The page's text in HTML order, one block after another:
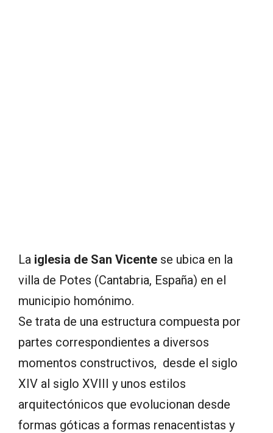
La iglesia de San Vicente se ubica en la
villa de Potes (Cantabria, España) en el
municipio homónimo.
Se trata de una estructura compuesta por
partes correspondientes a diversos
momentos constructivos, desde el siglo
XIV al siglo XVIII y unos estilos
arquitectónicos que evolucionan desde
formas góticas a formas renacentistas y